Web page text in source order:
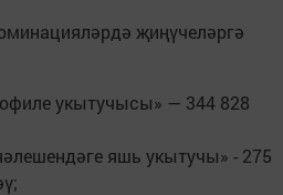
җиңүчеләргә
укытучысы» — 344 828
яшь укытучы» - 275